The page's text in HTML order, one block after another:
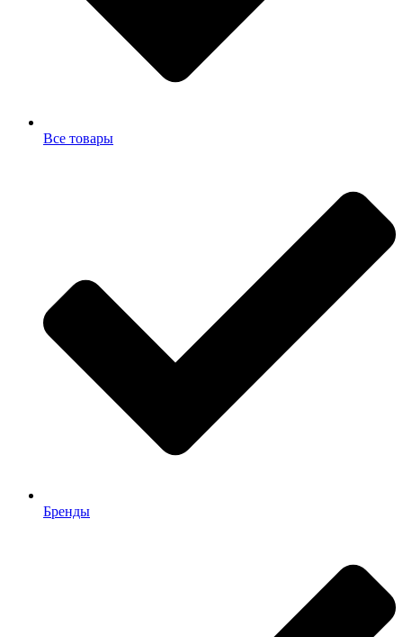
Все товары
Бренды